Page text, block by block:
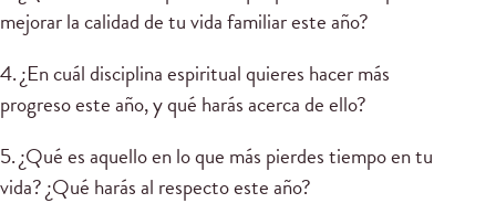
mejorar la calidad de tu vida familiar este año?
4. ¿En cuál disciplina espiritual quieres hacer más
progreso este año, y qué harás acerca de ello?
5. ¿Qué es aquello en lo que más pierdes tiempo en tu
vida? ¿Qué harás al respecto este año?